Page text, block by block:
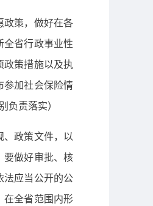
策，做好在各
省行政事业性
政策措施以及执
参加社会保险情
责落实）
政策文件，以
要做好审批、核
法应当公开的公
在全省范围内形